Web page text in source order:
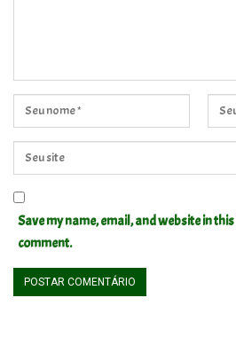
Save my name, email, and website in
comment.